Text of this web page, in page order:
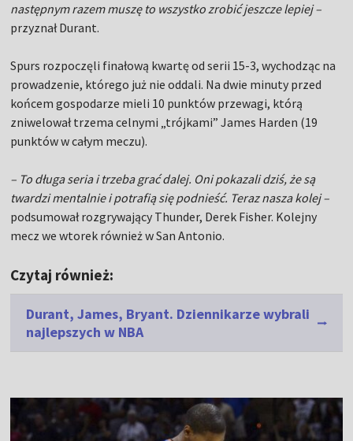
następnym razem muszę to wszystko zrobić jeszcze lepiej –
przyznał Durant.
Spurs rozpoczęli finałową kwartę od serii 15-3, wychodząc na
prowadzenie, którego już nie oddali. Na dwie minuty przed
końcem gospodarze mieli 10 punktów przewagi, którą
zniwelował trzema celnymi „trójkami” James Harden (19
punktów w całym meczu).
– To długa seria i trzeba grać dalej. Oni pokazali dziś, że są
twardzi mentalnie i potrafią się podnieść. Teraz nasza kolej –
podsumował rozgrywający Thunder, Derek Fisher. Kolejny
mecz we wtorek również w San Antonio.
Czytaj również:
Durant, James, Bryant. Dziennikarze wybrali
najlepszych w NBA